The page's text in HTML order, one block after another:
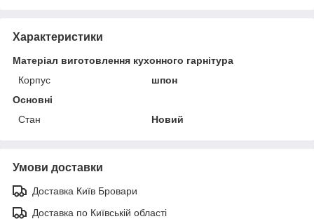
Характеристики
Матеріал виготовлення кухонного гарнітура
Корпус
шпон
Основні
Стан
Новий
Умови доставки
Доставка Київ Бровари
Доставка по Київській області